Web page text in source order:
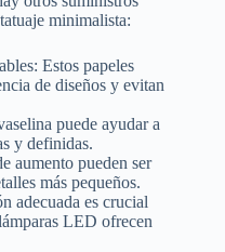
minimalista:
Estos papeles
de diseños y evitan
puede ayudar a
y definidas.
aumento pueden ser
más pequeños.
adecuada es crucial
LED ofrecen